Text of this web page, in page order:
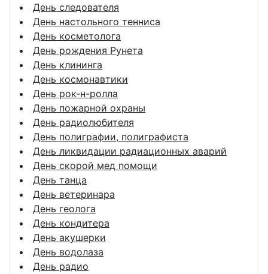
День следователя
День настольного тенниса
День косметолога
День рождения Рунета
День клининга
День космонавтики
День рок-н-ролла
День пожарной охраны
День радиолюбителя
День полиграфии, полиграфиста
День ликвидации радиационных аварий
День скорой мед помощи
День танца
День ветеринара
День геолога
День кондитера
День акушерки
День водолаза
День радио